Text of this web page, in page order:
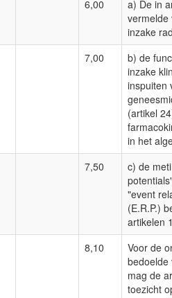
6,00
a) De in
vermelde
inzake
7,00
b) de
inzake
inspuiten
(artikel
in het
7,50
c) de
"event
(E.R.P.)
artikelen
8,10
Voor de
bedoelde
mag de
toezicht